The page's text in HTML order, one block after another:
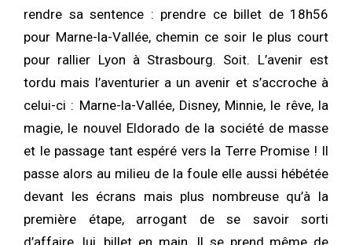
rendre sa sentence : prendre ce billet de 18h56
pour Marne-la-Vallée, chemin ce soir le plus court
pour rallier Lyon à Strasbourg. Soit. L’avenir est
tordu mais l’aventurier a un avenir et s’accroche à
celui-ci : Marne-la-Vallée, Disney, Minnie, le rêve, la
magie, le nouvel Eldorado de la société de masse
et le passage tant espéré vers la Terre Promise ! Il
passe alors au milieu de la foule elle aussi hébétée
devant les écrans mais plus nombreuse qu’à la
première étape, arrogant de se savoir sorti
d’affaire, lui, billet en main. Il se prend même de